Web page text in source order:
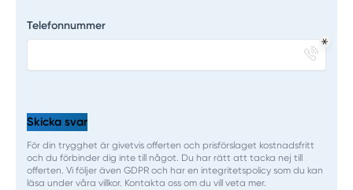
Telefonnummer
Skicka svar
För din trygghet är givetvis offerten och prisförslaget kostnadsfritt
och du förbinder dig inte till något. Du har rätt att tacka nej till
offerten. Vi följer även GDPR och har en integritetspolicy som du kan
läsa under våra villkor. Kontakta oss om du vill veta mer.